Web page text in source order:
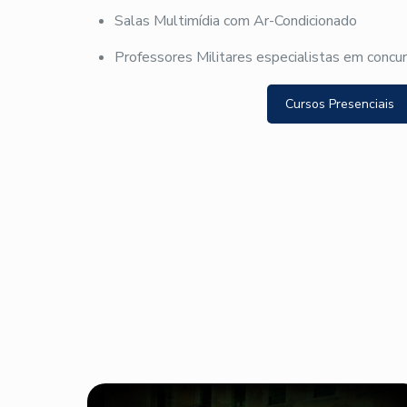
Salas Multimídia com Ar-Condicionado
Professores Militares especialistas em
Cursos Presenciais